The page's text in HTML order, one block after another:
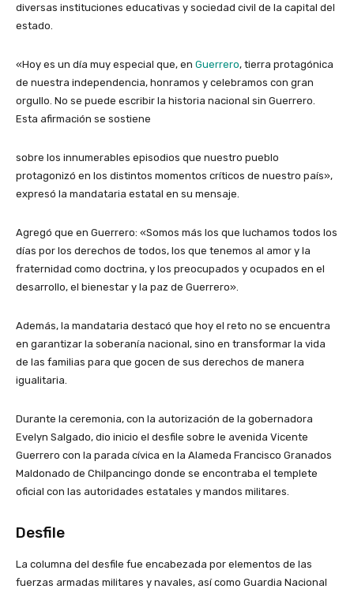
diversas instituciones educativas y sociedad civil de la capital del
estado.
«Hoy es un día muy especial que, en Guerrero, tierra protagónica
de nuestra independencia, honramos y celebramos con gran
orgullo. No se puede escribir la historia nacional sin Guerrero.
Esta afirmación se sostiene
sobre los innumerables episodios que nuestro pueblo
protagonizó en los distintos momentos críticos de nuestro país»,
expresó la mandataria estatal en su mensaje.
Agregó que en Guerrero: «Somos más los que luchamos todos los
días por los derechos de todos, los que tenemos al amor y la
fraternidad como doctrina, y los preocupados y ocupados en el
desarrollo, el bienestar y la paz de Guerrero».
Además, la mandataria destacó que hoy el reto no se encuentra
en garantizar la soberanía nacional, sino en transformar la vida
de las familias para que gocen de sus derechos de manera
igualitaria.
Durante la ceremonia, con la autorización de la gobernadora
Evelyn Salgado, dio inicio el desfile sobre le avenida Vicente
Guerrero con la parada cívica en la Alameda Francisco Granados
Maldonado de Chilpancingo donde se encontraba el templete
oficial con las autoridades estatales y mandos militares.
Desfile
La columna del desfile fue encabezada por elementos de las
fuerzas armadas militares y navales, así como Guardia Nacional